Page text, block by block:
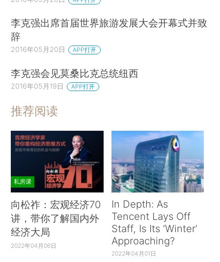
李克强出席首届世界旅游发展大会开幕式并致
辞
2016年05月20日 APP打开
李克强会见莫桑比克总统纽西
2016年05月19日 APP打开
推荐阅读
私房课
向松祚：宏观经济70
讲，带你了解国内外
经济大局
2022年04月06日
In Depth: As
Tencent Lays Off
Staff, Is Its ‘Winter’
Approaching?
2022年04月01日